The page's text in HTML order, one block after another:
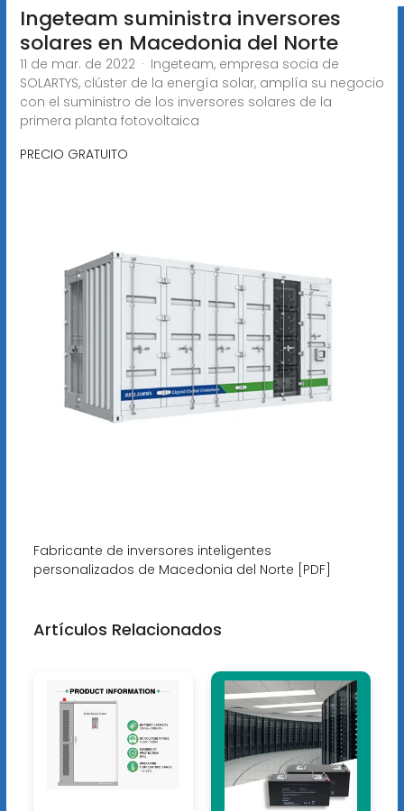
Ingeteam suministra inversores
solares en Macedonia del Norte
11 de mar. de 2022 · Ingeteam, empresa socia de
SOLARTYS, clúster de la energía solar, amplía su negocio
con el suministro de los inversores solares de la
primera planta fotovoltaica
PRECIO GRATUITO
Fabricante de inversores inteligentes
personalizados de Macedonia del Norte [PDF]
Artículos Relacionados